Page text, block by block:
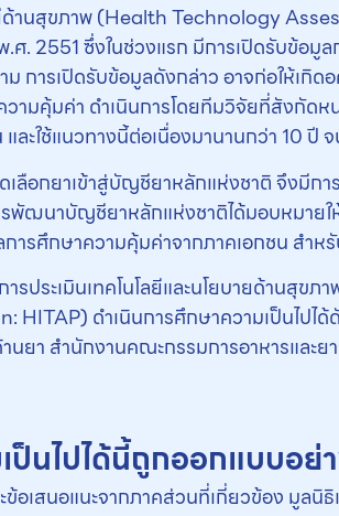
ยีด้านสุขภาพ (Health Technology
ศ. 2551 ซึ่งในช่วงแรก มีการเปิดรับข้อ
การเปิดรับข้อมูลดังกล่าว อาจก่อให้เกิด
ามคุ้มค่า ดำเนินการโดยทีมวิจัยที่สังกัด
ละใช้แนวทางนี้ต่อเนื่องมานานกว่า 10 ปี
ลือกยาเข้าสู่บัญชียาหลักแห่งชาติ จึงมีก
พัฒนาบัญชียาหลักแห่งชาติได้มอบหมาย
การศึกษาความคุ้มค่าจากภาคเอกชน สำ
รประเมินเทคโนโลยีและนโยบายด้าน
ดำเนินการศึกษาความเป็นไปได้ดั
ยา สำนักงานคณะกรรมการอาหารและ
นไปได้นี้ถูกออกแบบอย่า
อเสนอแนะจากภาคส่วนที่เกี่ยวข้อง มูลนิธิ